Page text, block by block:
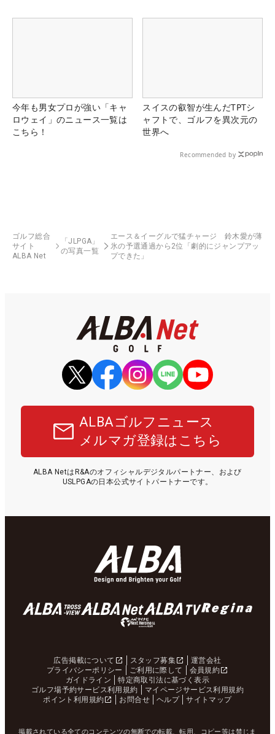
今年も男女プロが強い「キャ
ロウェイ」のニュース一覧は
こちら！
スイスの叡智が生んだTPTシ
ャフトで、ゴルフを異次元の
世界へ
Recommended by
ゴルフ総合
サイト
ALBA Net
「JLPGA」
の写真一覧
エース＆イーグルで猛チャージ 鈴木愛が薄
氷の予選通過から2位「劇的にジャンプアッ
プできた」
ALBAゴルフニュース
メルマガ登録はこちら
ALBA NetはR&Aのオフィシャルデジタルパートナー、および
USLPGAの日本公式サイトパートナーです。
広告掲載について スタッフ募集
運営会社
プライバシーポリシー
ご利用に際して
会員規約
ガイドライン
特定商取引法に基づく表示
ゴルフ場予約サービス利用規約
マイページサービス利用規約
ポイント利用規約
お問合せ ヘルプ サイトマップ
掲載されている全てのコンテンツの無断での転載、転用、コピー等は禁じま